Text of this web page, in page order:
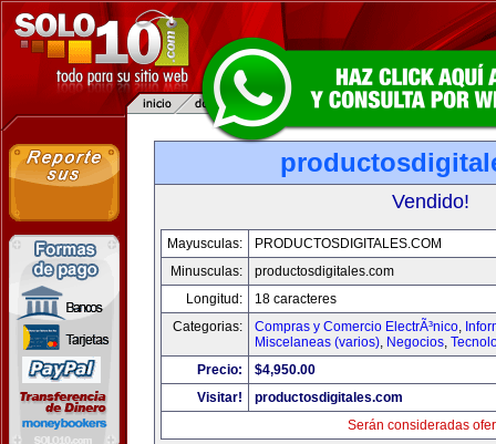
Vendido!
Mayusculas:
PRODUCTOSDIGITALES.COM
Minusculas:
productosdigitales.com
Longitud:
18 caracteres
Categorias:
Compras y Comercio ElectrÃ³nico,
Miscelaneas (varios), Negocios,
Precio:
$4,950.00
Visitar!
productosdigitales.com
Serán consideradas